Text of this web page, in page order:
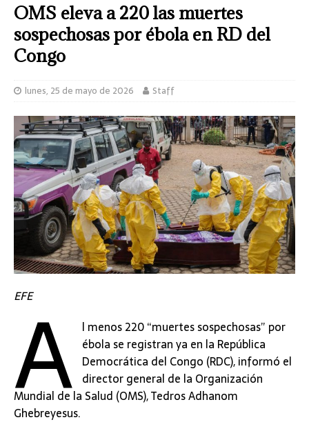
OMS eleva a 220 las muertes
sospechosas por ébola en RD del
Congo
lunes, 25 de mayo de 2026 Staff
EFE
A l menos 220 “muertes sospechosas” por
ébola se registran ya en la República
Democrática del Congo (RDC), informó el
director general de la Organización
Mundial de la Salud (OMS), Tedros Adhanom
Ghebreyesus.